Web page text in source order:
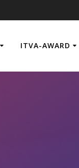
ITVA-AWARD